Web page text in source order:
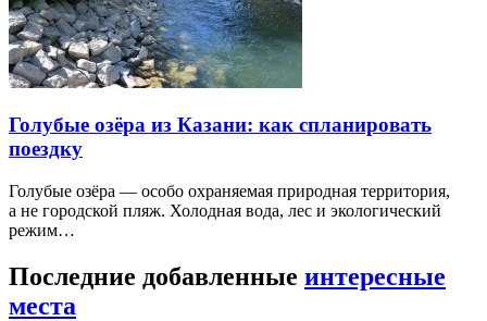
Голубые озёра из Казани: как спланировать
поездку
Голубые озёра — особо охраняемая природная территория,
а не городской пляж. Холодная вода, лес и экологический
режим…
Последние добавленные интересные
места